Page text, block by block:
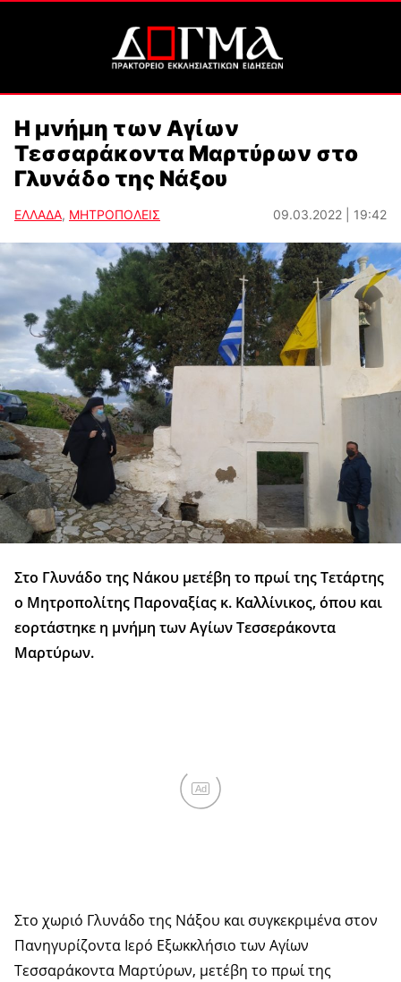
Η μνήμη των Αγίων
Τεσσαράκοντα Μαρτύρων στο
Γλυνάδο της Νάξου
ΕΛΛΑΔΑ, ΜΗΤΡΟΠΟΛΕΙΣ 09.03.2022 | 19:42
Στο Γλυνάδο της Νάκου μετέβη το πρωί της Τετάρτης
ο Μητροπολίτης Παροναξίας κ. Καλλίνικος, όπου και
εορτάστηκε η μνήμη των Αγίων Τεσσεράκοντα
Μαρτύρων.
Ad
Στο χωριό Γλυνάδο της Νάξου και συγκεκριμένα στoν
Πανηγυρίζοντα Ιερό Εξωκκλήσιο των Αγίων
Τεσσαράκοντα Μαρτύρων, μετέβη το πρωί της